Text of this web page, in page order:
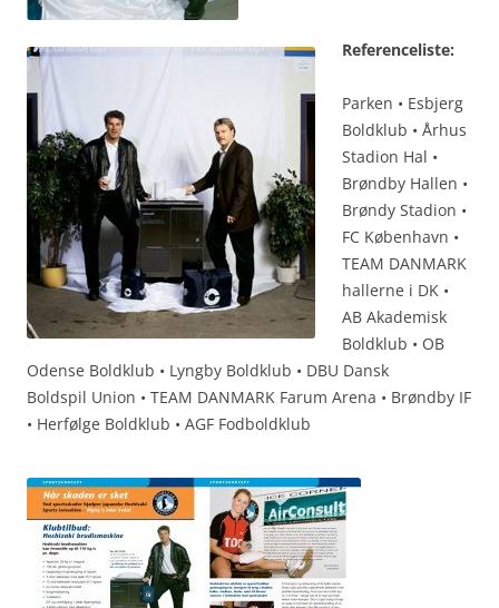
Referenceliste:
Parken • Esbjerg
Boldklub • Århus
Stadion Hal •
Brøndby Hallen •
Brøndy Stadion •
FC København •
TEAM DANMARK
hallerne i DK •
AB Akademisk
Boldklub • OB
Odense Boldklub • Lyngby Boldklub • DBU Dansk
Boldspil Union • TEAM DANMARK Farum Arena • Brøndby IF
• Herfølge Boldklub • AGF Fodboldklub